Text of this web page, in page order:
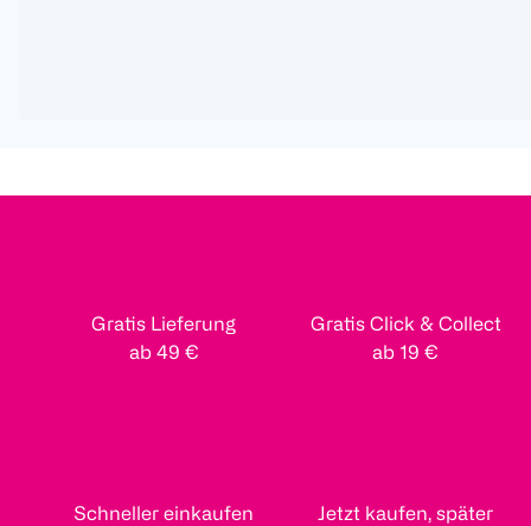
Gratis Lieferung
ab 49 €
Gratis Click & Collect
ab 19 €
Schneller einkaufen
Jetzt kaufen, später